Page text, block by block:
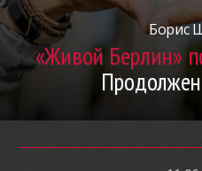
Борис
«Живой Берлин»